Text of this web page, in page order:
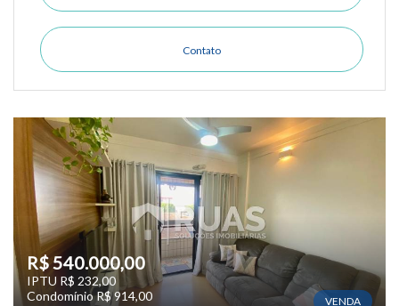
Contato
R$ 540.000,00
IPTU R$ 232,00
Condomínio R$ 914,00
VENDA